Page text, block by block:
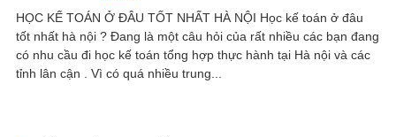
HỌC KẾ TOÁN Ở ĐÂU TỐT NHẤT HÀ NỘI Học kế toán ở đâu
tốt nhất hà nội ? Đang là một câu hỏi của rất nhiều các bạn đang
có nhu cầu đi học kế toán tổng hợp thực hành tại Hà nội và các
tỉnh lân cận . Vì có quá nhiều trung...